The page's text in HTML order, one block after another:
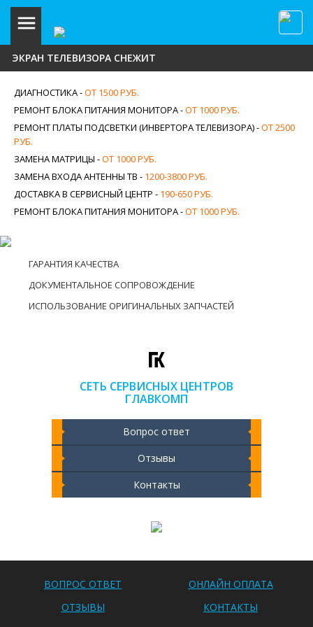
СЕТЬ СЕРВИСНЫХ ЦЕНТРОВ
ГЛАВКОМП
Вопрос ответ
Отзывы
Контакты
ЭКРАН ТЕЛЕВИЗОРА СНЕЖИТ
ДИАГНОСТИКА -ОТ 1500 РУБ.
РЕМОНТ БЛОКА ПИТАНИЯ МОНИТОРА -ОТ 1000 РУБ.
РЕМОНТ ПЛАТЫ ПОДСВЕТКИ (ИНВЕРТОРА ТЕЛЕВИЗОРА) -ОТ 2500
РУБ.
ЗАМЕНА МАТРИЦЫ -ОТ 1000 РУБ.
ЗАМЕНА ВХОДА АНТЕННЫ ТВ - 1200-3800 РУБ.
ДОСТАВКА В СЕРВИСНЫЙ ЦЕНТР - 190-650 РУБ.
РЕМОНТ БЛОКА ПИТАНИЯ МОНИТОРА -ОТ 1000 РУБ.
ГАРАНТИЯ КАЧЕСТВА
ДОКУМЕНТАЛЬНОЕ СОПРОВОЖДЕНИЕ
ИСПОЛЬЗОВАНИЕ ОРИГИНАЛЬНЫХ ЗАПЧАСТЕЙ
ВОПРОС ОТВЕТ
ОНЛАЙН ОПЛАТА
ОТЗЫВЫ
КОНТАКТЫ